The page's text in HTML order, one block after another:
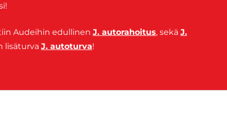
Audeihin edullinen J. autorahoitus, sekä J.
lisäturva J. autoturva!